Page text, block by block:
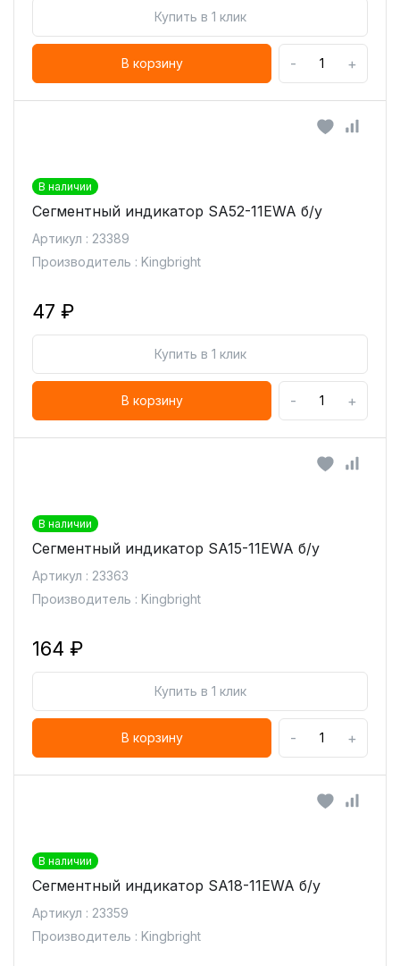
Купить в 1 клик
В корзину - +
В наличии
Сегментный индикатор SA52-11EWA б/у
Артикул : 23389
Производитель : Kingbright
47 ₽
Купить в 1 клик
В корзину - +
В наличии
Сегментный индикатор SA15-11EWA б/у
Артикул : 23363
Производитель : Kingbright
164 ₽
Купить в 1 клик
В корзину - +
В наличии
Сегментный индикатор SA18-11EWA б/у
Артикул : 23359
Производитель : Kingbright